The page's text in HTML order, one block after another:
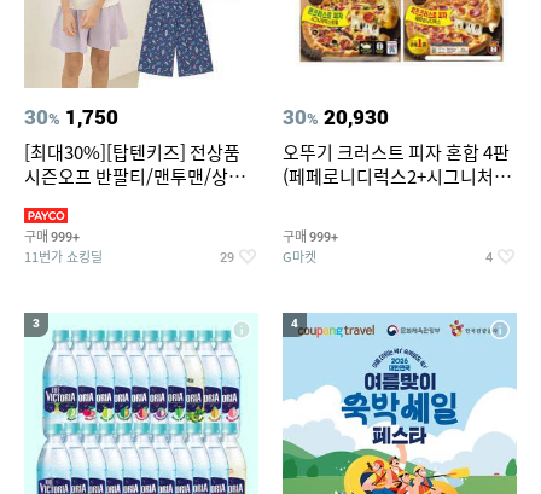
30% 1,750
[최대30%][탑텐키즈] 전상품
시즌오프 반팔티/맨투맨/상하
구매 999+
11번가 쇼킹딜 29
30% 20,930
오뚜기 크러스트 피자 혼합 4판
(페페로니디럭스2+시그니처익
구매 999+
G마켓 4
3 4